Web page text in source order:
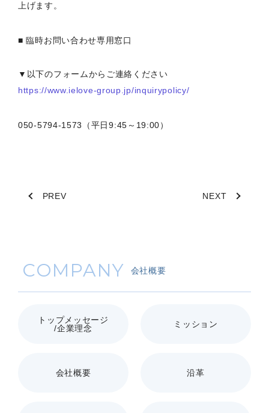
上げます。
■ 臨時お問い合わせ専用窓口
▼以下のフォームからご連絡ください
https://www.ielove-group.jp/inquirypolicy/
050-5794-1573（平日9:45～19:00）
PREV NEXT
COMPANY 会社概要
トップメッセージ
/企業理念
ミッション
会社概要 沿革